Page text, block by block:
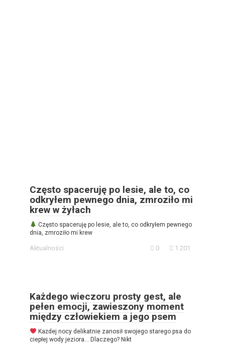
Często spaceruję po lesie, ale to, co
odkryłem pewnego dnia, zmroziło mi
krew w żyłach
Często spaceruję po lesie, ale to, co odkryłem pewnego
dnia, zmroziło mi krew
Aktualności 0 1 201
Każdego wieczoru prosty gest, ale
pełen emocji, zawieszony moment
między człowiekiem a jego psem
Każdej nocy delikatnie zanosił swojego starego psa do
ciepłej wody jeziora… Dlaczego? Nikt